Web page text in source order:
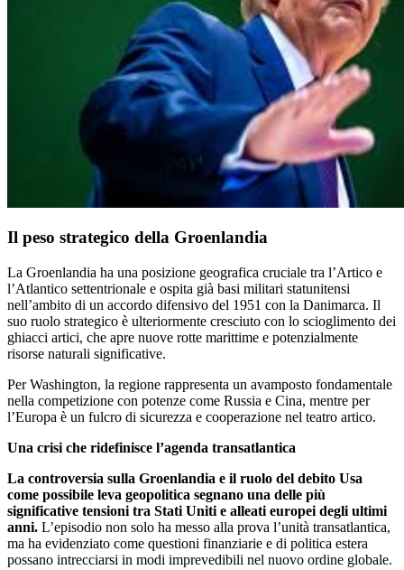
Il peso strategico della Groenlandia
La Groenlandia ha una posizione geografica cruciale tra l’Artico e
l’Atlantico settentrionale e ospita già basi militari statunitensi
nell’ambito di un accordo difensivo del 1951 con la Danimarca. Il
suo ruolo strategico è ulteriormente cresciuto con lo scioglimento dei
ghiacci artici, che apre nuove rotte marittime e potenzialmente
risorse naturali significative.
Per Washington, la regione rappresenta un avamposto fondamentale
nella competizione con potenze come Russia e Cina, mentre per
l’Europa è un fulcro di sicurezza e cooperazione nel teatro artico.
Una crisi che ridefinisce l’agenda transatlantica
La controversia sulla Groenlandia e il ruolo del debito Usa
come possibile leva geopolitica segnano una delle più
significative tensioni tra Stati Uniti e alleati europei degli ultimi
anni. L’episodio non solo ha messo alla prova l’unità transatlantica,
ma ha evidenziato come questioni finanziarie e di politica estera
possano intrecciarsi in modi imprevedibili nel nuovo ordine globale.